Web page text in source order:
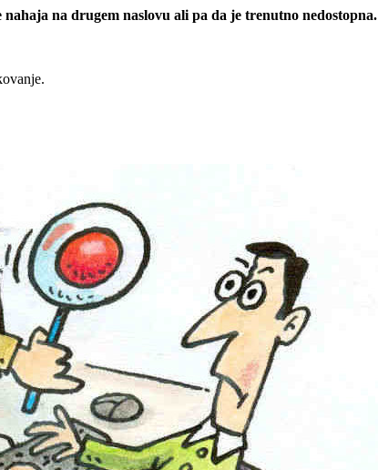
na drugem naslovu ali pa da je trenutno nedostopna.